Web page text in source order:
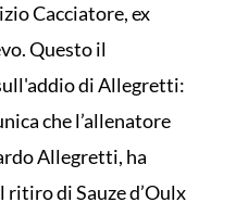
Cacciatore, ex
Questo il
di Allegretti:
che l’allenatore
Allegretti, ha
di Sauze d’Oulx